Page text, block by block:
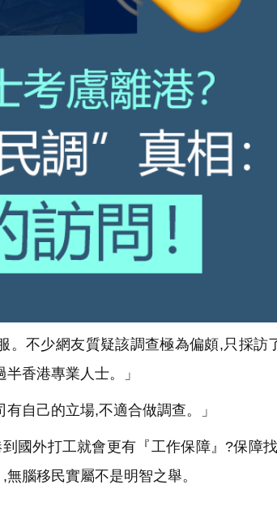
不少網友質疑該調查極為偏頗,只採訪
香港專業人士。」
自己的立場,不適合做調查。」
國外打工就會更有『工作保障』?保障
腦移民實屬不是明智之舉。